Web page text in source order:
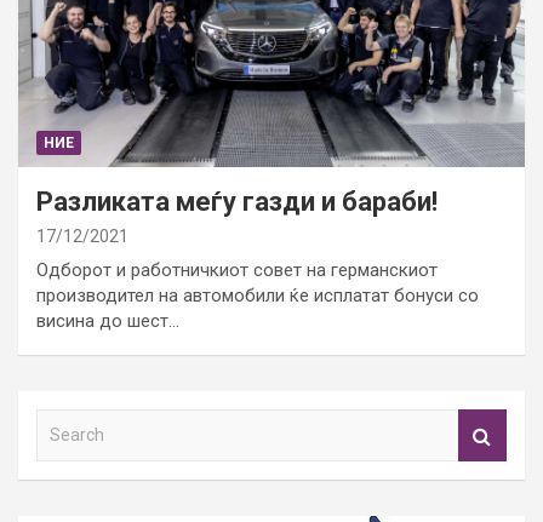
НИЕ
Разликата меѓу газди и бараби!
17/12/2021
Одборот и работничкиот совет на германскиот
производител на автомобили ќе исплатат бонуси со
висина до шест…